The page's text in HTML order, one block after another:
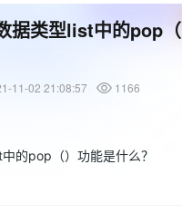
据类型list中的pop
11-02 21:08:57
1166
的pop（）功能是什么？